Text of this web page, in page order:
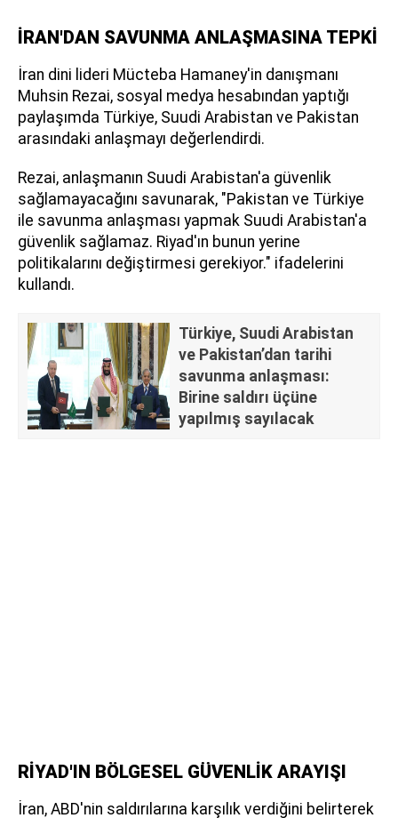
İRAN'DAN SAVUNMA ANLAŞMASINA TEPKİ
İran dini lideri Mücteba Hamaney'in danışmanı
Muhsin Rezai, sosyal medya hesabından yaptığı
paylaşımda Türkiye, Suudi Arabistan ve Pakistan
arasındaki anlaşmayı değerlendirdi.
Rezai, anlaşmanın Suudi Arabistan'a güvenlik
sağlamayacağını savunarak, "Pakistan ve Türkiye
ile savunma anlaşması yapmak Suudi Arabistan'a
güvenlik sağlamaz. Riyad'ın bunun yerine
politikalarını değiştirmesi gerekiyor." ifadelerini
kullandı.
Türkiye, Suudi Arabistan
ve Pakistan’dan tarihi
savunma anlaşması:
Birine saldırı üçüne
yapılmış sayılacak
RİYAD'IN BÖLGESEL GÜVENLİK ARAYIŞI
İran, ABD'nin saldırılarına karşılık verdiğini belirterek